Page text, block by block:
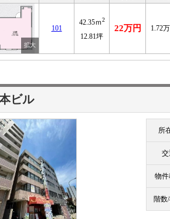
101
42.35ｍ2
12.81坪
22万円 1.72
ビル
所
交
物件
階数